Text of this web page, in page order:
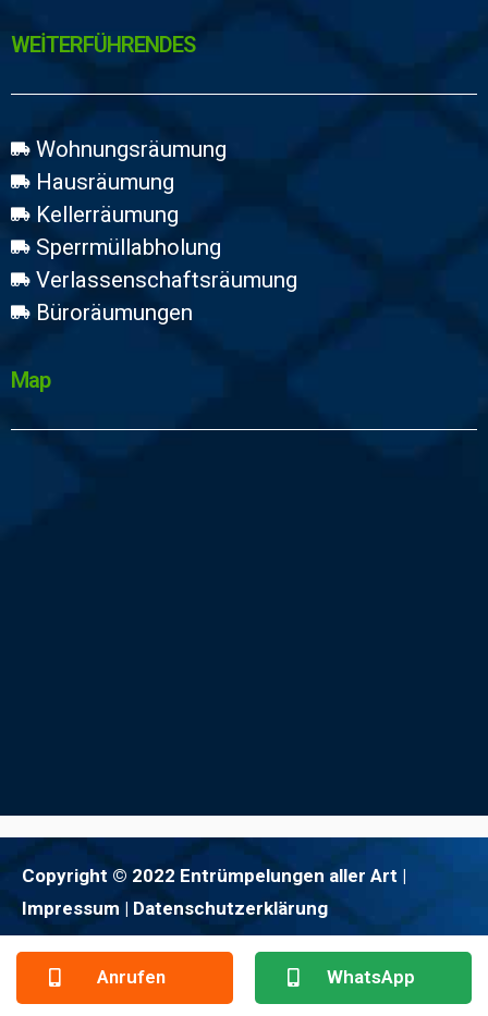
WEİTERFÜHRENDES
Wohnungsräumung
Hausräumung
Kellerräumung
Sperrmüllabholung
Verlassenschaftsräumung
Büroräumungen
Map
Copyright © 2022 Entrümpelungen aller Art |
Impressum | Datenschutzerklärung
Anrufen WhatsApp